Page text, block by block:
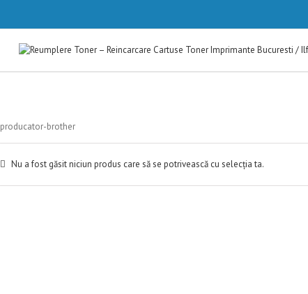
producator-brother
Nu a fost găsit niciun produs care să se potrivească cu selecția ta.